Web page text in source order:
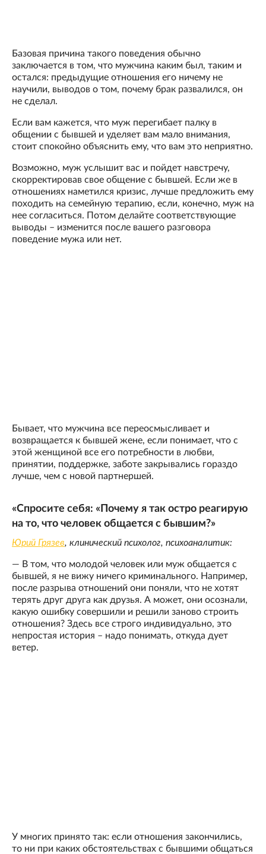
Базовая причина такого поведения обычно
заключается в том, что мужчина каким был, таким и
остался: предыдущие отношения его ничему не
научили, выводов о том, почему брак развалился, он
не сделал.
Если вам кажется, что муж перегибает палку в
общении с бывшей и уделяет вам мало внимания,
стоит спокойно объяснить ему, что вам это неприятно.
Возможно, муж услышит вас и пойдет навстречу,
скорректировав свое общение с бывшей. Если же в
отношениях наметился кризис, лучше предложить ему
походить на семейную терапию, если, конечно, муж на
нее согласиться. Потом делайте соответствующие
выводы – изменится после вашего разговора
поведение мужа или нет.
Бывает, что мужчина все переосмысливает и
возвращается к бывшей жене, если понимает, что с
этой женщиной все его потребности в любви,
принятии, поддержке, заботе закрывались гораздо
лучше, чем с новой партнершей.
«Спросите себя: «Почему я так остро реагирую
на то, что человек общается с бывшим?»
Юрий Грязев, клинический психолог, психоаналитик:
— В том, что молодой человек или муж общается с
бывшей, я не вижу ничего криминального. Например,
после разрыва отношений они поняли, что не хотят
терять друг друга как друзья. А может, они осознали,
какую ошибку совершили и решили заново строить
отношения? Здесь все строго индивидуально, это
непростая история – надо понимать, откуда дует
ветер.
У многих принято так: если отношения закончились,
то ни при каких обстоятельствах с бывшими общаться